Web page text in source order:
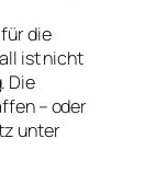
die
ist nicht
Die
– oder
unter